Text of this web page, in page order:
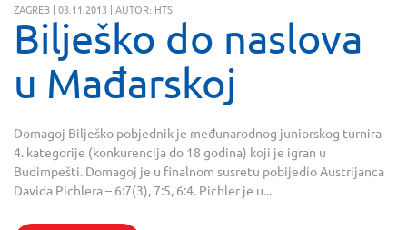
ZAGREB | 03.11.2013 | AUTOR: HTS
Bilješko do naslova
u Mađarskoj
Domagoj Bilješko pobjednik je međunarodnog juniorskog turnira
4. kategorije (konkurencija do 18 godina) koji je igran u
Budimpešti. Domagoj je u finalnom susretu pobijedio Austrijanca
Davida Pichlera – 6:7(3), 7:5, 6:4. Pichler je u...